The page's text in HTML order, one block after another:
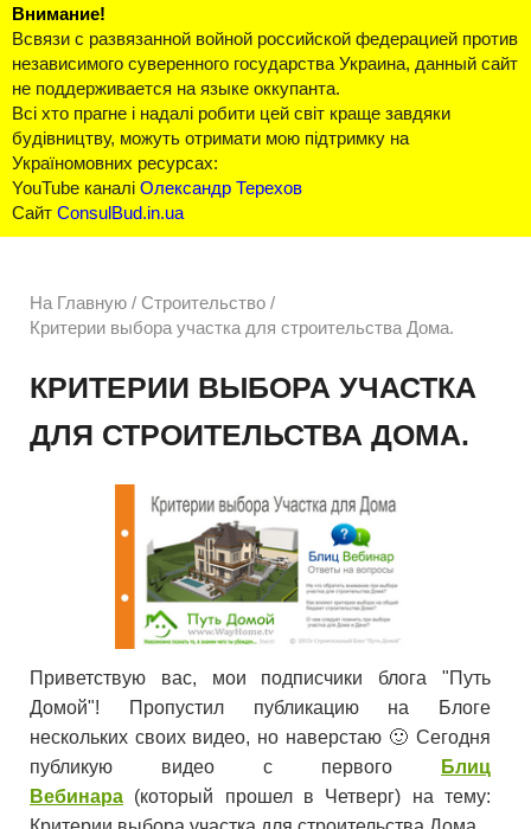
Внимание!
Всвязи с развязанной войной российской федерацией против
независимого суверенного государства Украина, данный сайт
не поддерживается на языке оккупанта.
Всі хто прагне і надалі робити цей світ краще завдяки
будівництву, можуть отримати мою підтримку на
Україномовних ресурсах:
YouTube каналі Олександр Терехов
Сайт ConsulBud.in.ua
На Главную / Строительство /
Критерии выбора участка для строительства Дома.
КРИТЕРИИ ВЫБОРА УЧАСТКА
ДЛЯ СТРОИТЕЛЬСТВА ДОМА.
Приветствую вас, мои подписчики блога "Путь
Домой"! Пропустил публикацию на Блоге
нескольких своих видео, но наверстаю 🙂 Сегодня
публикую видео с первого
Блиц
Вебинара (который прошел в Четверг) на тему: